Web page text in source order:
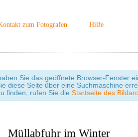
zum Fotografen Hilfe
Sie das geöffnete Browser-Fenster
diese Seite über eine Suchmaschine
finden, rufen Sie die Startseite des
Müllabfuhr im Winter